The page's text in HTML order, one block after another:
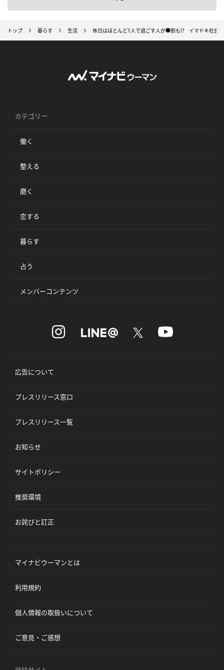
トップ 暮らす 生活 休日はほとんど1人で過ごす人が●割も!? イマドキ社会
カテゴリー
働く
整える
磨く
恋する
暮らす
占う
メンバーコンテンツ
広告について
プレスリリース窓口
プレスリリース一覧
お知らせ
サイトポリシー
推奨環境
お詫びと訂正
マイナビウーマンとは
利用規約
個人情報の取扱いについて
ご意見・ご感想